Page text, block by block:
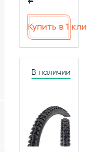
Купить в 1
В наличии